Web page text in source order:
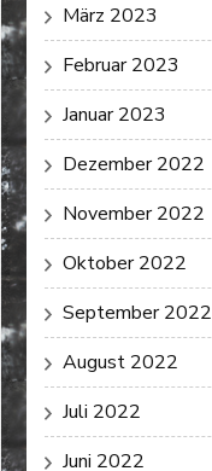
März 2023
Februar 2023
Januar 2023
Dezember 2022
November 2022
Oktober 2022
September 2022
August 2022
Juli 2022
Juni 2022